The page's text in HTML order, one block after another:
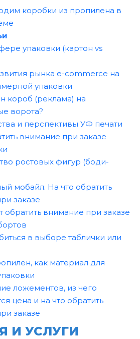
коробки из пропилена в
упаковки (картон vs
рынка e-commerce на
упаковки
короб (реклама) на
ворота?
и перспективы УФ печати
внимание при заказе
ростовых фигур (боди-
мобайл. На что обратить
заказе
обратить внимание при заказе
в выборе таблички или
как материал для
ложементов, из чего
цена и на что обратить
заказе
И УСЛУГИ